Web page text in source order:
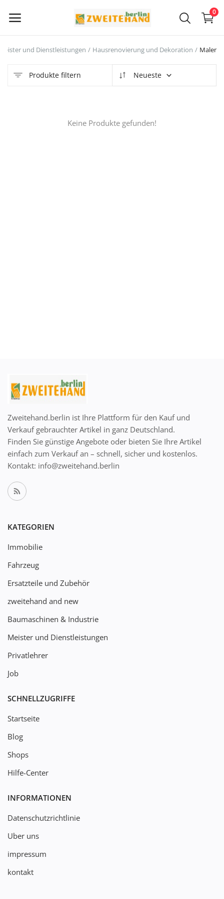
0
verkaufen
und Dienstleistungen Hausrenovierung und Dekoration Maler
Produkte filtern Neueste
Keine Produkte gefunden!
Zweitehand.berlin ist Ihre Plattform für den Kauf und
Verkauf gebrauchter Artikel in ganz Deutschland.
Finden Sie günstige Angebote oder bieten Sie Ihre Artikel
einfach zum Verkauf an – schnell, sicher und kostenlos.
Kontakt: info@zweitehand.berlin
KATEGORIEN
Immobilie
Fahrzeug
Ersatzteile und Zubehör
zweitehand and new
Baumaschinen & Industrie
Meister und Dienstleistungen
Privatlehrer
Job
SCHNELLZUGRIFFE
Startseite
Blog
Shops
Hilfe-Center
INFORMATIONEN
Datenschutzrichtlinie
Uber uns
impressum
kontakt